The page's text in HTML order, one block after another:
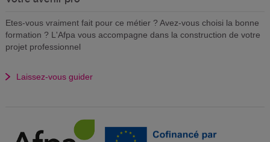
Etes-vous vraiment fait pour ce métier ? Avez-vous choisi la bonne
formation ? L'Afpa vous accompagne dans la construction de votre
projet professionnel
Laissez-vous guider